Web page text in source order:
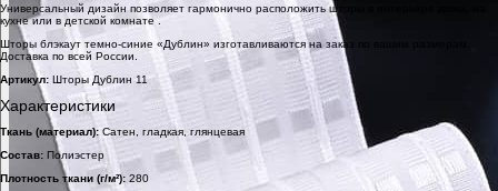
Универсальный дизайн позволяет гармонично расположить шторы в интерьере дома, на
кухне или в детской комнате .
Шторы блэкаут темно-синие «Дублин» изготавливаются на заказ по вашим размерам.
Доставка по всей России.
Артикул: Шторы Дублин 11
Характеристики
Ткань (материал): Сатен, гладкая, глянцевая
Состав: Полиэстер
Плотность ткани (г/м²): 280